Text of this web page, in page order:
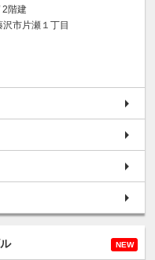
2階建
市片瀬１丁目
NEW